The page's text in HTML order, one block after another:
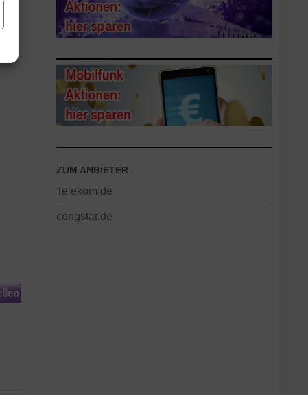
ZUM ANBIETER
Telekom.de
congstar.de